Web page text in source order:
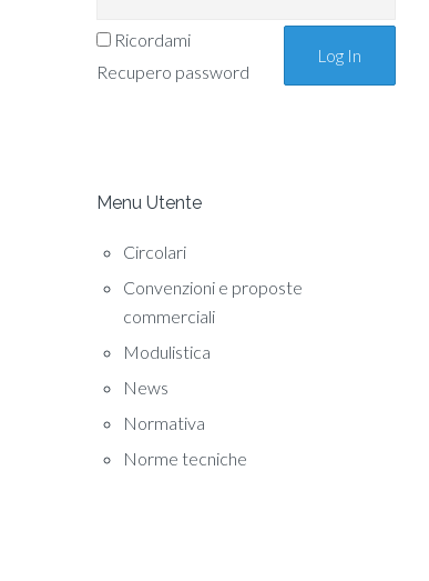
Ricordami
Recupero password
Menu Utente
Circolari
Convenzioni e proposte
commerciali
Modulistica
News
Normativa
Norme tecniche